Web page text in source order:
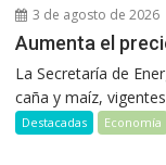
3 de agosto de 2026
Aumenta el
La Secretaría de
caña y maíz,
Destacadas Economía